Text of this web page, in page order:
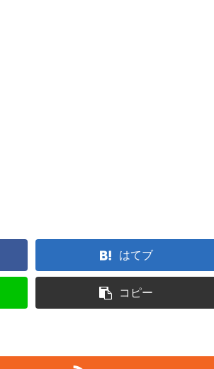
はてブ
コピー